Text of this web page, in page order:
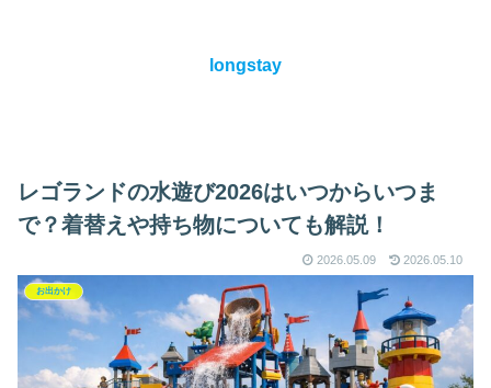
longstay
レゴランドの水遊び2026はいつからいつま
で？着替えや持ち物についても解説！
2026.05.09 2026.05.10
お出かけ